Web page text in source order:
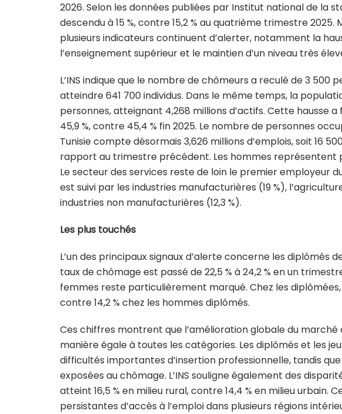
2026. Selon les données publiées par Institut national de la
descendu à 15 %, contre 15,2 % au quatrième trimestre
plusieurs indicateurs continuent d’alerter, notamment la
l’enseignement supérieur et le maintien d’un niveau très
L’INS indique que le nombre de chômeurs a reculé de 3 500
atteindre 641 700 individus. Dans le même temps, la
personnes, atteignant 4,268 millions d’actifs. Cette hausse
45,9 %, contre 45,4 % fin 2025. Le nombre de personnes
Tunisie compte désormais 3,626 millions d’emplois, soit 16
rapport au trimestre précédent. Les hommes représentent
Le secteur des services reste de loin le premier employeur
est suivi par les industries manufacturières (19 %),
industries non manufacturières (12,3 %).
Les plus touchés
L’un des principaux signaux d’alerte concerne les diplômés
taux de chômage est passé de 22,5 % à 24,2 % en un
femmes reste particulièrement marqué. Chez les
contre 14,2 % chez les hommes diplômés.
Ces chiffres montrent que l’amélioration globale du marché
manière égale à toutes les catégories. Les diplômés et les
difficultés importantes d’insertion professionnelle, tandis
exposées au chômage. L’INS souligne également des
atteint 16,5 % en milieu rural, contre 14,4 % en milieu urbain.
persistantes d’accès à l’emploi dans plusieurs régions